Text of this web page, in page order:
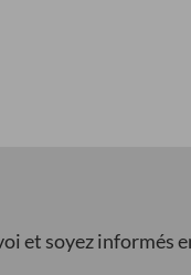
et soyez informés